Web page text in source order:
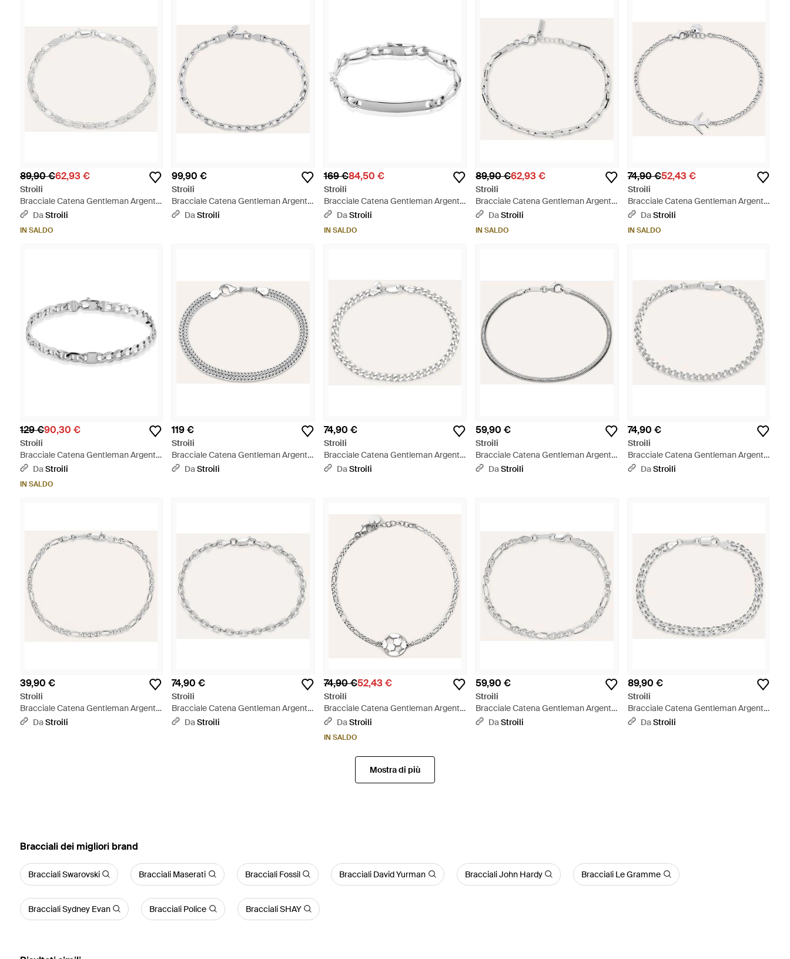
89,90 €62,93 €
Stroili
Bracciale Catena Gentleman Argento
Rodiato - Neutro
DaStroili
IN SALDO
99,90 €
Stroili
Bracciale Catena Gentleman Argento
Rodiato - Neutro
DaStroili
169 €84,50 €
Stroili
Bracciale Catena Gentleman Argento
Rodiato - Metallizzato
DaStroili
IN SALDO
89,90 €62,93 €
Stroili
Bracciale Catena Gentleman Argento
Rodiato - Metallizzato
DaStroili
IN SALDO
74,90 €52,43 €
Stroili
Bracciale Catena Gentleman Argento
Rodiato - Metallizzato
DaStroili
IN SALDO
129 €90,30 €
Stroili
Bracciale Catena Gentleman Argento
Rodiato - Metallizzato
DaStroili
IN SALDO
119 €
Stroili
Bracciale Catena Gentleman Argento
Rodiato - Metallizzato
DaStroili
74,90 €
Stroili
Bracciale Catena Gentleman Argento
Rodiato - Neutro
DaStroili
59,90 €
Stroili
Bracciale Catena Gentleman Argento
Rodiato - Metallizzato
DaStroili
74,90 €
Stroili
Bracciale Catena Gentleman Argento
Rodiato - Metallizzato
DaStroili
39,90 €
Stroili
Bracciale Catena Gentleman Argento
Rodiato - Metallizzato
DaStroili
74,90 €
Stroili
Bracciale Catena Gentleman Argento
Rodiato - Metallizzato
DaStroili
74,90 €52,43 €
Stroili
Bracciale Catena Gentleman Argento
Rodiato - Metallizzato
DaStroili
IN SALDO
59,90 €
Stroili
Bracciale Catena Gentleman Argento
Rodiato - Metallizzato
DaStroili
89,90 €
Stroili
Bracciale Catena Gentleman Argento
Rodiato - Metallizzato
DaStroili
Mostra di più
‪Bracciali‬ dei migliori brand
Bracciali Swarovski Bracciali Maserati Bracciali Fossil Bracciali David Yurman Bracciali John Hardy Bracciali Le Gramme
Bracciali Sydney Evan Bracciali Police Bracciali SHAY